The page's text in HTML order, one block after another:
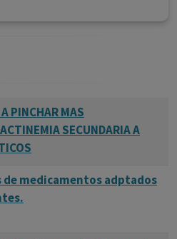
PINCHAR MAS
SECUNDARIA A
de medicamentos adptados